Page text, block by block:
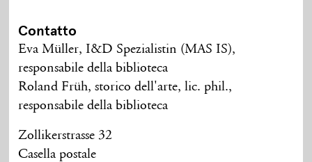
Contatto
Eva Müller, I&D Spezialistin (MAS IS),
responsabile della biblioteca
Roland Früh, storico dell'arte, lic. phil.,
responsabile della biblioteca
Zollikerstrasse 32
Casella postale